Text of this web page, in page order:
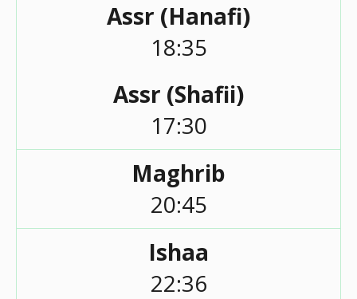
Assr (Hanafi)
18:35
Assr (Shafii)
17:30
Maghrib
20:45
Ishaa
22:36